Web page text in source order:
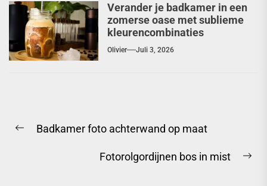
Verander je badkamer in een
zomerse oase met sublieme
kleurencombinaties
Olivier Juli 3, 2026
Previous
Badkamer foto achterwand op maat
Fotorolgordijnen bos in mist